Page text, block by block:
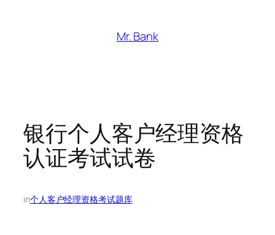
Mr. Bank
银行个人客户经理资格
认证考试试卷
in个人客户经理资格考试题库